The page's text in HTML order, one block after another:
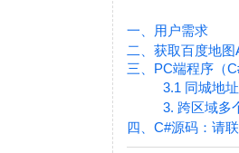
一、用户需求
二、获取百度地图
三、PC端程序（
3.1 同城地
3. 跨区域多
四、C#源码：请